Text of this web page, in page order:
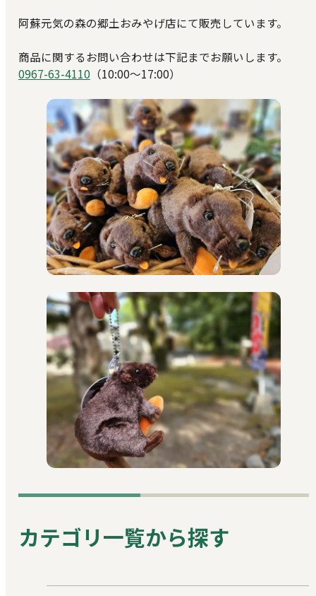
阿蘇元気の森の郷土おみやげ店にて販売しています。
商品に関するお問い合わせは下記までお願いします。
0967-63-4110 （10:00～17:00）
カテゴリ一覧から探す